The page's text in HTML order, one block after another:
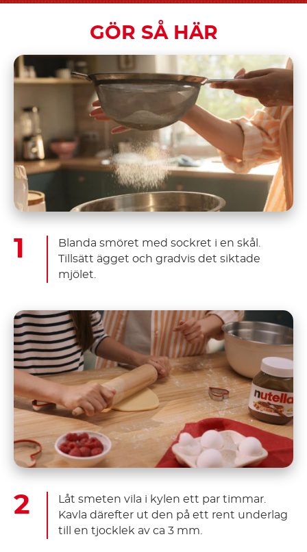
GÖR SÅ HÄR
Blanda smöret med sockret i en skål.
Tillsätt ägget och gradvis det siktade
mjölet.
Låt smeten vila i kylen ett par timmar.
Kavla därefter ut den på ett rent underlag
till en tjocklek av ca 3 mm.